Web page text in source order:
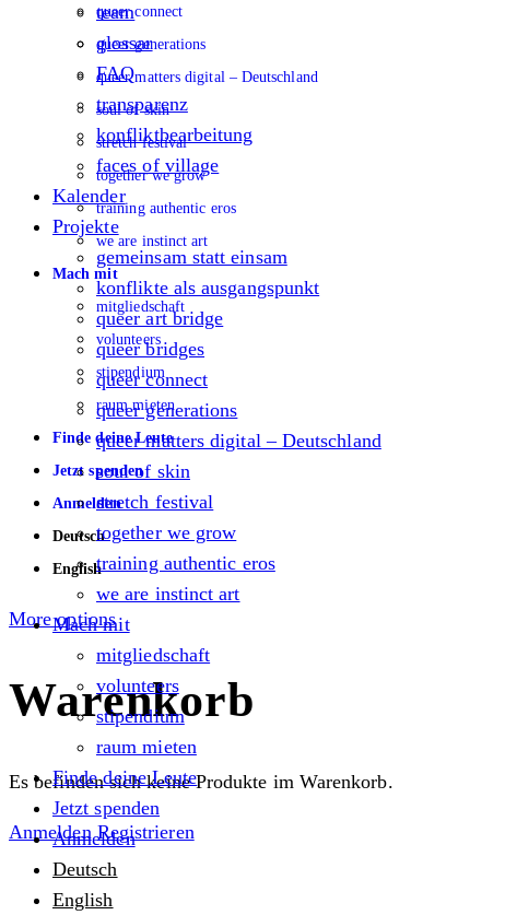
queer connect
queer generations
queer matters digital – Deutschland
soul of skin
stretch festival
together we grow
training authentic eros
we are instinct art
Mach mit
mitgliedschaft
volunteers
stipendium
raum mieten
Finde deine Leute
Jetzt spenden
Anmelden
Deutsch
English
More options
Warenkorb
Es befinden sich keine Produkte im Warenkorb.
Anmelden Registrieren
team
glossar
FAQ
transparenz
konfliktbearbeitung
faces of village
Kalender
Projekte
gemeinsam statt einsam
konflikte als ausgangspunkt
queer art bridge
queer bridges
queer connect
queer generations
queer matters digital – Deutschland
soul of skin
stretch festival
together we grow
training authentic eros
we are instinct art
Mach mit
mitgliedschaft
volunteers
stipendium
raum mieten
Finde deine Leute
Jetzt spenden
Anmelden
Deutsch
English